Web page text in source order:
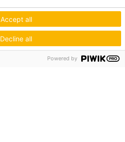
Accept all
Decline all
Powered by